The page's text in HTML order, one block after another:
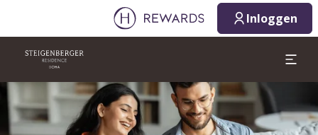
Inloggen
Dia 1 van 1